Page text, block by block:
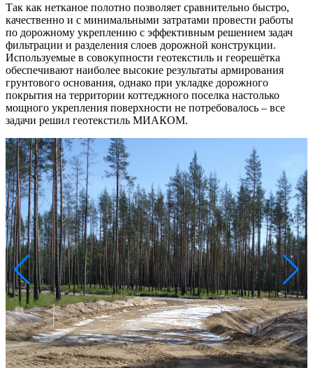
Так как нетканое полотно позволяет сравнительно быстро,
качественно и с минимальными затратами провести работы
по дорожному укреплению с эффективным решением задач
фильтрации и разделения слоев дорожной конструкции.
Используемые в совокупности геотекстиль и георешётка
обеспечивают наиболее высокие результаты армирования
грунтового основания, однако при укладке дорожного
покрытия на территории коттеджного поселка настолько
мощного укрепления поверхности не потребовалось – все
задачи решил геотекстиль МИАКОМ.